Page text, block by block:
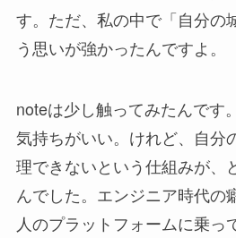
す。ただ、私の中で「自分の
う思いが強かったんですよ。
noteは少し触ってみたんです
気持ちがいい。けれど、自分
理できないという仕組みが、
んでした。エンジニア時代の
人のプラットフォームに乗っ